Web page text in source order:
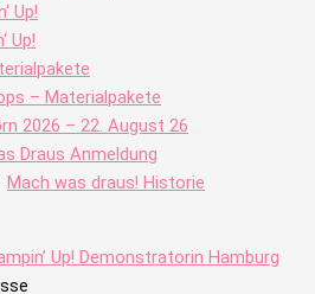
Up!
Up!
– Materialpakete
2026 – 22. August 26
Draus Anmeldung
Mach was draus! Historie